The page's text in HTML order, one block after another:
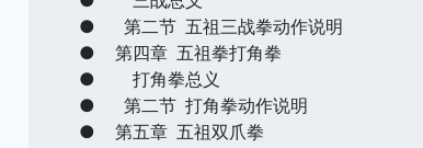
●
第二节 五祖三战拳动作说明
●
第四章 五祖拳打角拳
●
打角拳总义
●
第二节 打角拳动作说明
●
第五章 五祖双爪拳